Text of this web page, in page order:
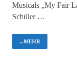
Musicals „My Fair
Schüler …
...MEHR